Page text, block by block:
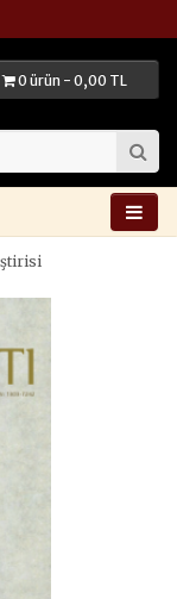
0 ürün - 0,00 TL